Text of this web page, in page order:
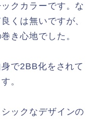
クカラーです。な
くは無いですが、
き心地でした。
で2BB化をされて
。
ックなデザインの